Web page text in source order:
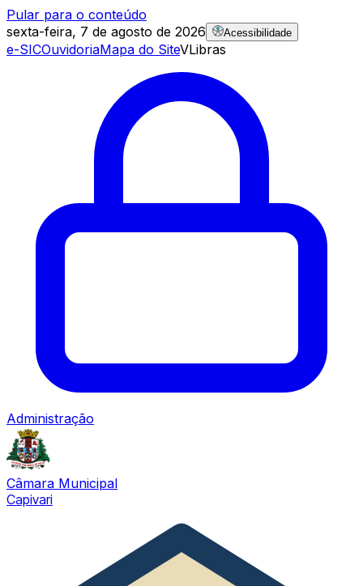
Pular para o conteúdo
sexta-feira, 7 de agosto de 2026
Acessibilidade
e-SICOuvidoriaMapa do SiteVLibras
Administração
Câmara Municipal
Capivari